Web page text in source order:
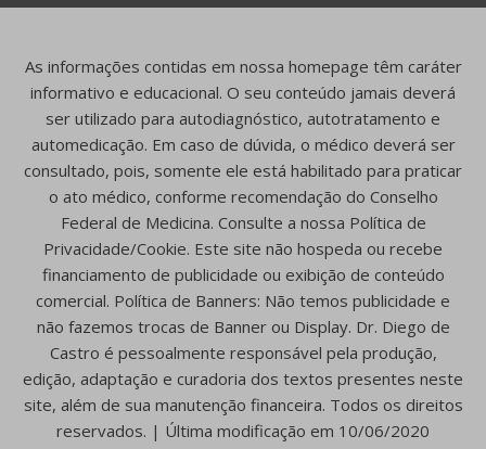
As informações contidas em nossa homepage têm caráter
informativo e educacional. O seu conteúdo jamais deverá
ser utilizado para autodiagnóstico, autotratamento e
automedicação. Em caso de dúvida, o médico deverá ser
consultado, pois, somente ele está habilitado para praticar
o ato médico, conforme recomendação do Conselho
Federal de Medicina. Consulte a nossa Política de
Privacidade/Cookie. Este site não hospeda ou recebe
financiamento de publicidade ou exibição de conteúdo
comercial. Política de Banners: Não temos publicidade e
não fazemos trocas de Banner ou Display. Dr. Diego de
Castro é pessoalmente responsável pela produção,
edição, adaptação e curadoria dos textos presentes neste
site, além de sua manutenção financeira. Todos os direitos
reservados. | Última modificação em 10/06/2020